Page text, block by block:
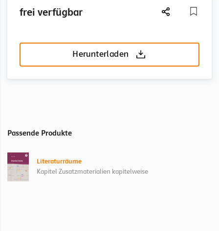
frei verfügbar
Herunterladen
Passende Produkte
Literaturräume
Kapitel Zusatzmaterialien kapitelweise